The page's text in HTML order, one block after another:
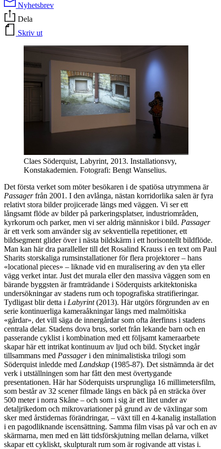
Nyhetsbrev
Dela
Skriv ut
Claes Söderquist, Labyrint, 2013. Installationsvy,
Konstakademien. Fotografi: Bengt Wanselius.
Det första verket som möter besökaren i de spatiösa utrymmena är
Passagerfrån 2001. I den avlånga, nästan korridorlika salen är fyra
relativt stora bilder projicerade längs med väggen. Vi ser ett
långsamt flöde av bilder på parkeringsplatser, industriområden,
kyrkorum och parker, men vi ser aldrig människor i bild. Passager
är ett verk som använder sig av sekventiella repetitioner, ett
bildsegment glider över i nästa bildskärm i ett horisontellt bildflöde.
Man kan här dra paralleller till det Rosalind Krauss i en text om Paul
Sharits storskaliga rumsinstallationer för flera projektorer – hans
«locational pieces» – liknade vid en muralisering av den yta eller
vägg verket intar. Just det murala eller den massiva väggen som en
bärande byggsten är framträdande i Söderquists arkitektoniska
undersökningar av stadens rum och topografiska stratifieringar.
Tydligast blir detta i Labyrint(2013). Här utgörs förgrunden av en
serie kontinuerliga kameraåkningar längs med malmöitiska
«gårdar», det vill säga de innergårdar som ofta återfinns i stadens
centrala delar. Stadens dova brus, sorlet från lekande barn och en
passerande cyklist i kombination med ett följsamt kameraarbete
skapar här ett intrikat kontinuum av ljud och bild. Stycket ingår
tillsammans med Passageri den minimalistiska trilogi som
Söderquist inledde med Landskap (1985-87). Det sistnämnda är det
verk i utställningen som har fått den mest övertygande
presentationen. Här har Söderquists ursprungliga 16 millimetersfilm,
som består av 32 scener filmade längs en bäck på en sträcka över
500 meter i norra Skåne – och som i sig är ett litet under av
detaljrikedom och mikrovariationer på grund av de växlingar som
sker med årstidernas förändringar, – växt till en 4-kanalig installation
i en pagodliknande iscensättning. Samma film visas på var och en av
skärmarna, men med en lätt tidsförskjutning mellan delarna, vilket
skapar ett cykliskt, skulpturalt rum som är rogivande att vistas i.